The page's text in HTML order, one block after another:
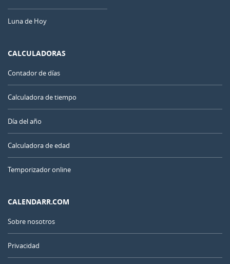
Luna de Hoy
CALCULADORAS
Contador de días
Calculadora de tiempo
Día del año
Calculadora de edad
Temporizador online
CALENDARR.COM
Sobre nosotros
Privacidad